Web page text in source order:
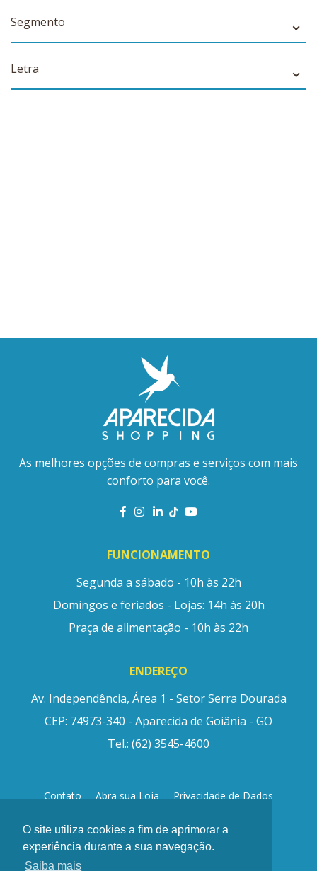
O site utiliza cookies a fim de aprimorar a
experiência durante a sua navegação.
Saiba mais
Segmento
Letra
As melhores opções de compras e serviços com mais
conforto para você.
FUNCIONAMENTO
Segunda a sábado - 10h às 22h
Domingos e feriados - Lojas: 14h às 20h
Praça de alimentação - 10h às 22h
ENDEREÇO
Av. Independência, Área 1 - Setor Serra Dourada
CEP: 74973-340 - Aparecida de Goiânia - GO
Tel.: (62) 3545-4600
Contato Abra sua Loja
Privacidade de Dados
© design by
madnezz.com.br